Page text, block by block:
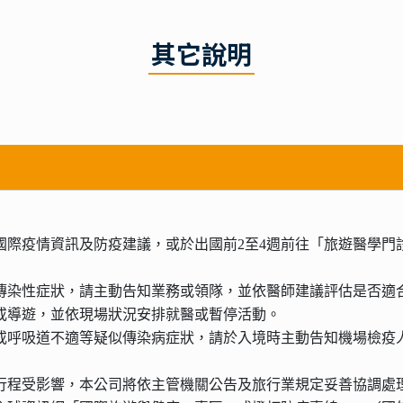
其它說明
疫情資訊及防疫建議，或於出國前2至4週前往「旅遊醫學
性症狀，請主動告知業務或領隊，並依醫師建議評估是否適
遊，並依現場狀況安排就醫或暫停活動。
吸道不適等疑似傳染病症狀，請於入境時主動告知機場檢
受影響，本公司將依主管機關公告及旅行業規定妥善協調處